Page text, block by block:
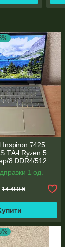
Inspiron 7425
TАЧ Ryzen 5
8 DDR4/512
RX Vega
1 од.
14 480 ₴